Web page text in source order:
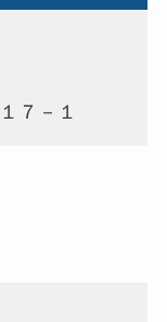
７－１